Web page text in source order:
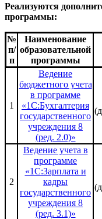
Реализуются
программы:
№
п/
п
Наименование
образовательной
программы
1
Ведение
бюджетного учета
в программе
«1С:Бухгалтерия
государственного
учреждения 8
(ред. 2.0)»
2
Ведение учета в
программе
«1С:Зарплата и
кадры
государственного
учреждения 8
(ред. 3.1)»